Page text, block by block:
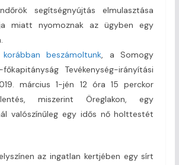
segítségnyújtás elmulasztása
miatt nyomoznak az ügyben egy
beszámoltunk, a Somogy
Tevékenység-irányítási
március 1-jén 12 óra 15 perckor
miszerint Öreglakon, egy
valószínűleg egy idős nő holttestét
az ingatlan kertjében egy sírt